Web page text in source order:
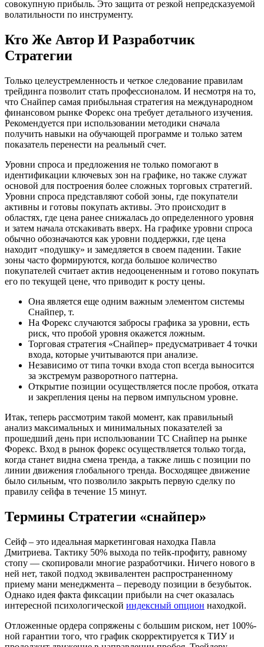
совокупную прибыль. Это защита от резкой непредсказуемой
волатильности по инструменту.
Кто Же Автор И Разработчик
Стратегии
Только целеустремленность и четкое следование правилам
трейдинга позволит стать профессионалом. И несмотря на то,
что Снайпер самая прибыльная стратегия на международном
финансовом рынке Форекс она требует детального изучения.
Рекомендуется при использовании методики сначала
получить навыки на обучающей программе и только затем
показатель перенести на реальный счет.
Уровни спроса и предложения не только помогают в
идентификации ключевых зон на графике, но также служат
основой для построения более сложных торговых стратегий.
Уровни спроса представляют собой зоны, где покупатели
активны и готовы покупать активы. Это происходит в
областях, где цена ранее снижалась до определенного уровня
и затем начала отскакивать вверх. На графике уровни спроса
обычно обозначаются как уровни поддержки, где цена
находит «подушку» и замедляется в своем падении. Такие
зоны часто формируются, когда большое количество
покупателей считает актив недооцененным и готово покупать
его по текущей цене, что приводит к росту цены.
Она является еще одним важным элементом системы
Снайпер, т.
На Форекс случаются забросы графика за уровни, есть
риск, что пробой уровня окажется ложным.
Торговая стратегия «Снайпер» предусматривает 4 точки
входа, которые учитываются при анализе.
Независимо от типа точки входа стоп всегда выносится
за экстремум разворотного паттерна.
Открытие позиции осуществляется после пробоя, отката
и закрепления цены на первом импульсном уровне.
Итак, теперь рассмотрим такой момент, как правильный
анализ максимальных и минимальных показателей за
прошедший день при использовании ТС Снайпер на рынке
Форекс. Вход в рынок форекс осуществляется только тогда,
когда станет видна смена тренда, а также лишь с позиции по
линии движения глобального тренда. Восходящее движение
было сильным, что позволило закрыть первую сделку по
правилу сейфа в течение 15 минут.
Термины Стратегии «снайпер»
Сейф – это идеальная маркетинговая находка Павла
Дмитриева. Тактику 50% выхода по тейк-профиту, равному
стопу — скопировали многие разработчики. Ничего нового в
ней нет, такой подход эквивалентен распространенному
приему мани менеджмента – переводу позиции в безубыток.
Однако идея факта фиксации прибыли на счет оказалась
интересной психологической индексный опцион находкой.
Отложенные ордера сопряжены с большим риском, нет 100%-
ной гарантии того, что график скорректируется к ТИУ и